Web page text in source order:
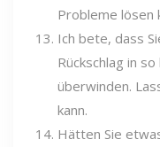
Probleme lösen
Ich bete, dass
Rückschlag in
überwinden.
kann.
Hätten Sie